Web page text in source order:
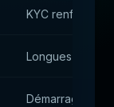
KYC renforcé
Longues
Démarrage